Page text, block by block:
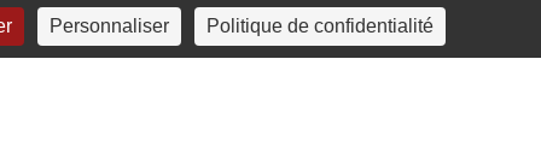
Personnaliser Politique de confidentialité